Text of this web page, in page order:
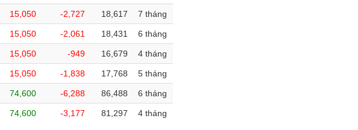
15,050 -2,727 18,617 7 tháng
15,050 -2,061 18,431 6 tháng
15,050 -949 16,679 4 tháng
15,050 -1,838 17,768 5 tháng
74,600 -6,288 86,488 6 tháng
74,600 -3,177 81,297 4 tháng